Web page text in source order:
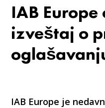
IAB
izveštaj o
IAB Europe je